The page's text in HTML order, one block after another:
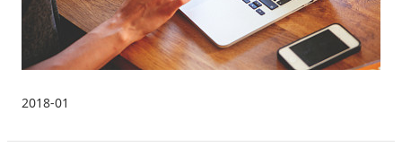
2018-01